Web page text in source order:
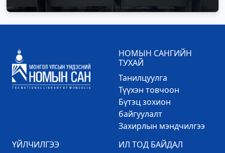
НОМЫН САНГИЙН
ТУХАЙ
Танилцуулга
Түүхэн товчоон
Бүтэц зохион
байгуулалт
Захирлын мэндчилгээ
ҮЙЛЧИЛГЭЭ
ИЛ ТОД БАЙДАЛ